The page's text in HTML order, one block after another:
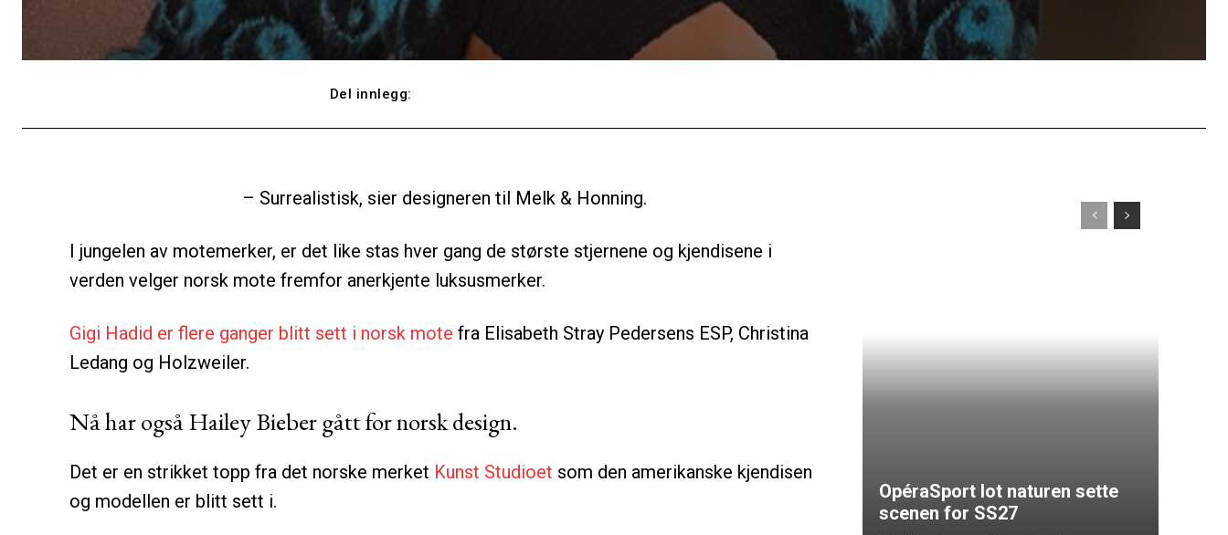
Del innlegg:
– Surrealistisk, sier designeren til Melk & Honning.
I jungelen av motemerker, er det like stas hver gang de største stjernene og kjendisene i
verden velger norsk mote fremfor anerkjente luksusmerker.
Gigi Hadid er flere ganger blitt sett i norsk mote fra Elisabeth Stray Pedersens ESP, Christina
Ledang og Holzweiler.
Nå har også Hailey Bieber gått for norsk design.
Det er en strikket topp fra det norske merket Kunst Studioet som den amerikanske kjendisen
og modellen er blitt sett i.
OpéraSport lot naturen sette
scenen for SS27